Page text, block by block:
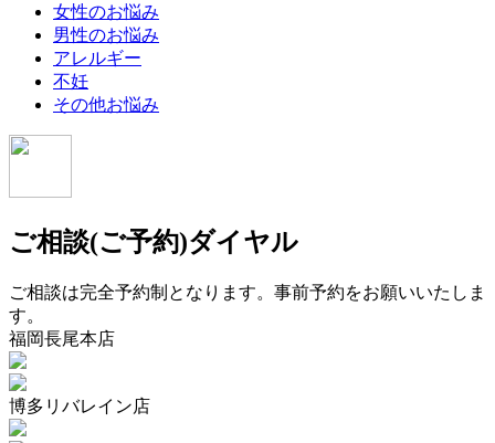
女性のお悩み
男性のお悩み
アレルギー
不妊
その他お悩み
ご相談(ご予約)ダイヤル
ご相談は完全予約制となります。事前予約をお願いいたしま
す。
福岡長尾本店
博多リバレイン店